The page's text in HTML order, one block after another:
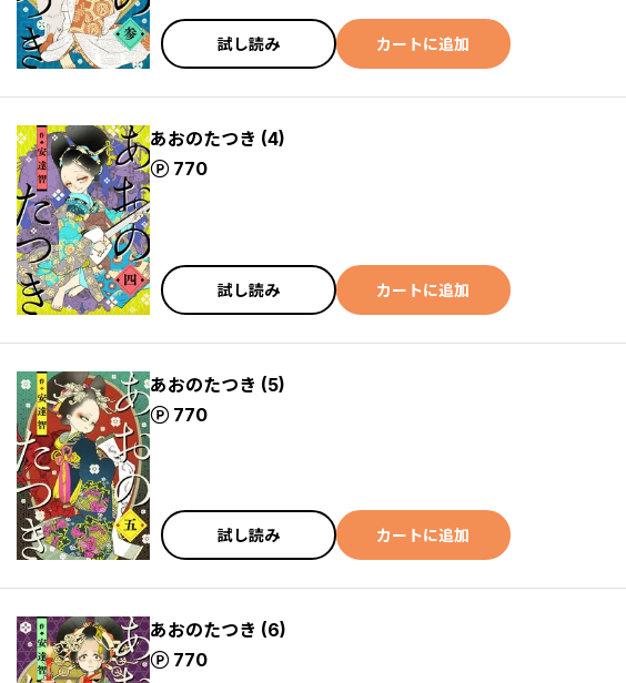
試し読み カートに追加
あおのたつき (4)
770
ポイント
試し読み カートに追加
あおのたつき (5)
770
ポイント
試し読み カートに追加
あおのたつき (6)
770
ポイント